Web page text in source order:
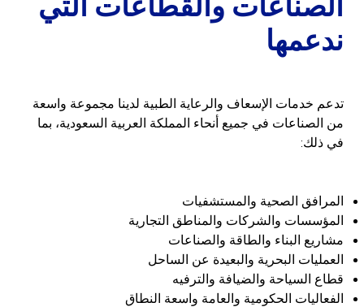
ندعمها
تدعم خدمات الإسعاف والرعاية الطبية لدينا مجموعة واسعة
من الصناعات في جميع أنحاء المملكة العربية السعودية، بما
في ذلك:
المرافق الصحية والمستشفيات
المؤسسات والشركات والمناطق التجارية
مشاريع البناء والطاقة والصناعات
العمليات البحرية والبعيدة عن الساحل
قطاع السياحة والضيافة والترفيه
الفعاليات الحكومية والعامة واسعة النطاق